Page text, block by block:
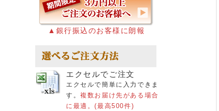
▲銀行振込のお客様に朗報
エクセルでご注文
エクセルで簡単に入力できま
す。複数お届け先がある場合
に最適。(最高500件)